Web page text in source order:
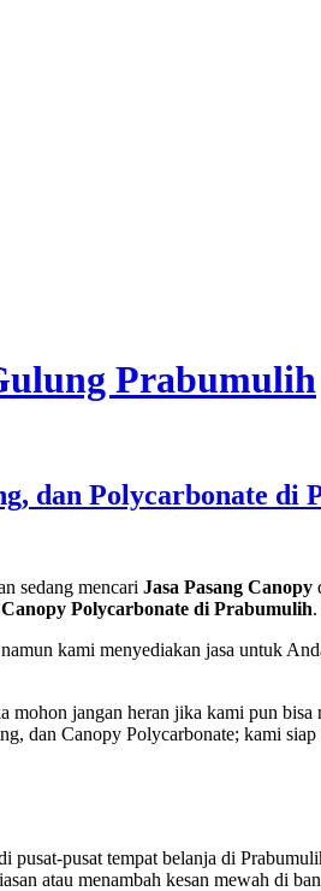
Prabumulih
dan Polycarbonate di
sedang mencari Jasa Pasang Canopy
Polycarbonate di Prabumulih
kami menyediakan jasa untuk
jangan heran jika kami pun
dan Canopy Polycarbonate; kami
pusat tempat belanja di
atau menambah kesan mewah di